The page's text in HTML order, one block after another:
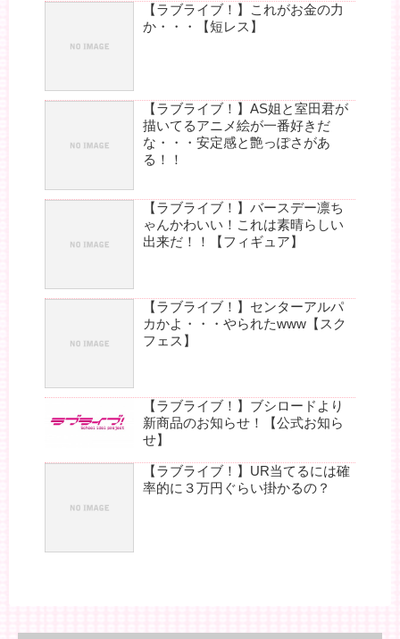
【ラブライブ！】これがお金の力
か・・・【短レス】
【ラブライブ！】AS姐と室田君が
描いてるアニメ絵が一番好きだ
な・・・安定感と艶っぽさがあ
る！！
【ラブライブ！】バースデー凛ち
ゃんかわいい！これは素晴らしい
出来だ！！【フィギュア】
【ラブライブ！】センターアルパ
カかよ・・・やられたwww【スク
フェス】
【ラブライブ！】ブシロードより
新商品のお知らせ！【公式お知ら
せ】
【ラブライブ！】UR当てるには確
率的に３万円ぐらい掛かるの？